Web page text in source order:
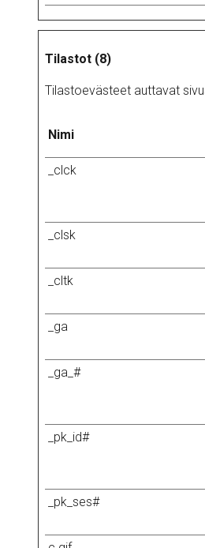
Tilastot (8)
Tilastoevästeet auttavat
Nimi
_clck
_clsk
_cltk
_ga
_ga_#
_pk_id#
_pk_ses#